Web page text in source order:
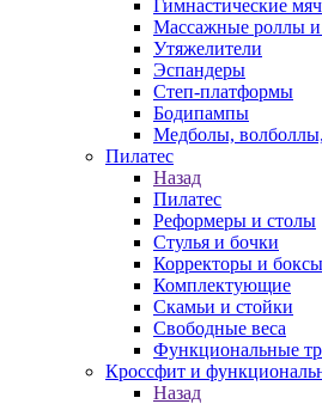
Гимнастические
Массажные роллы
Утяжелители
Эспандеры
Степ-платформы
Бодипампы
Медболы,
Пилатес
Назад
Пилатес
Реформеры и столы
Стулья и бочки
Корректоры и боксы
Комплектующие
Скамьи и стойки
Свободные веса
Функциональные
Кроссфит и
Назад